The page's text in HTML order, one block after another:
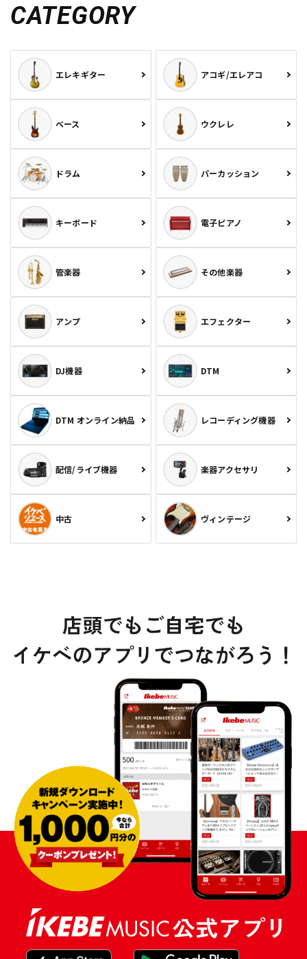
CATEGORY
エレキギター アコギ/エレアコ
ベース ウクレレ
ドラム パーカッション
キーボード 電子ピアノ
管楽器 その他楽器
アンプ エフェクター
DJ機器 DTM
DTM オンライン納品 レコーディング機器
配信/ライブ機器 楽器アクセサリ
中古 ヴィンテージ